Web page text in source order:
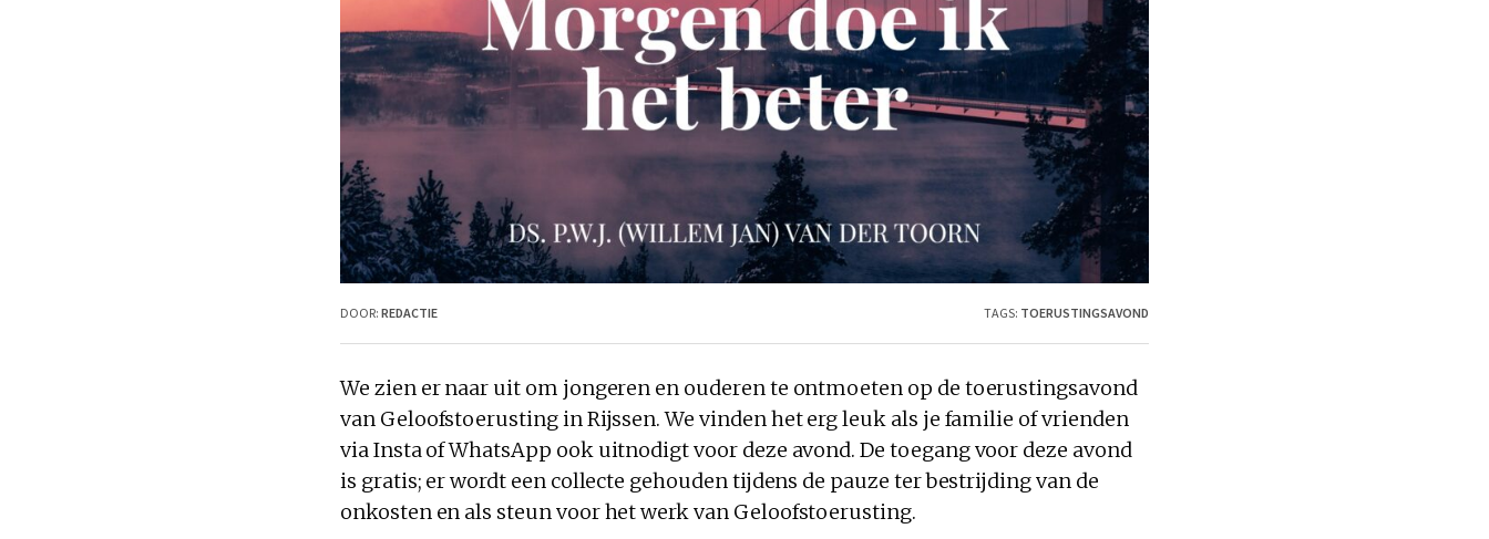
DOOR: REDACTIE TAGS: TOERUSTINGSAVOND
We zien er naar uit om jongeren en ouderen te ontmoeten op de toerustingsavond
van Geloofstoerusting in Rijssen. We vinden het erg leuk als je familie of vrienden
via Insta of WhatsApp ook uitnodigt voor deze avond. De toegang voor deze avond
is gratis; er wordt een collecte gehouden tijdens de pauze ter bestrijding van de
onkosten en als steun voor het werk van Geloofstoerusting.